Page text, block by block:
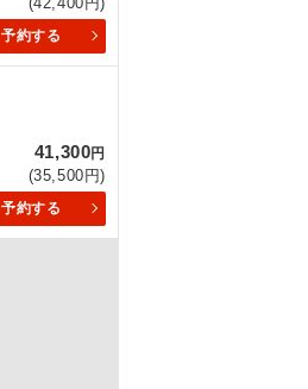
予約する
41,300円
(35,500円)
予約する